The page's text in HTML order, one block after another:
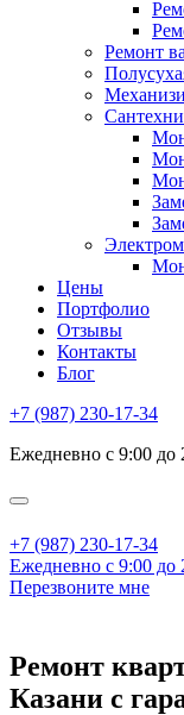
Ремонт
Цены
Портфолио
Отзывы
Контакты
Блог
+7 (987) 230-17-34
Ежедневно с 9:00 до
+7 (987) 230-17-34
Ежедневно с 9:00 до
Перезвоните мне
Ремонт
Казани с